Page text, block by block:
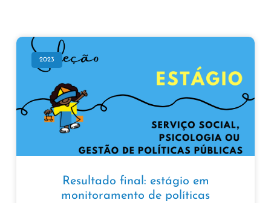
2023
Resultado final: estágio em
monitoramento de políticas